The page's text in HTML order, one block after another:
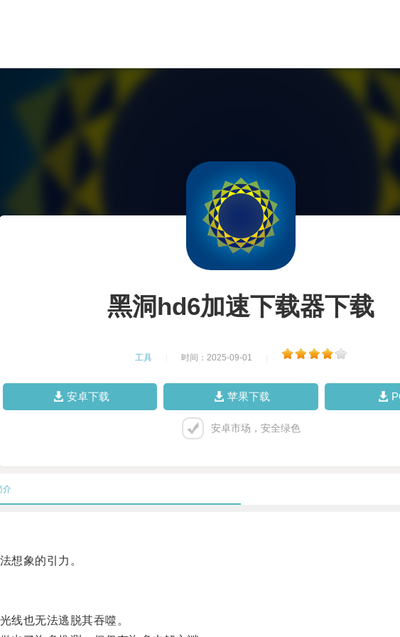
黑洞hd6加速下载器下载
工具 时间：2025-09-01
安卓下载 苹果下载
安卓市场，安全绿色
介
象的引力。
也无法逃脱其吞噬。